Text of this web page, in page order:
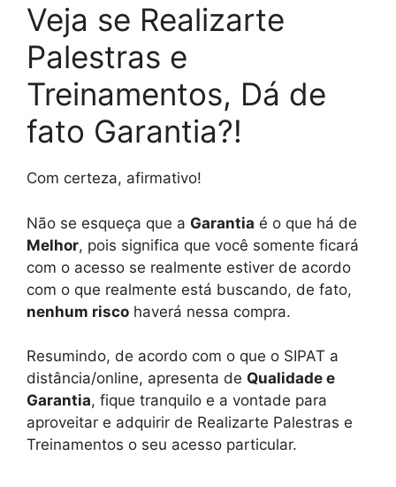
Veja se Realizarte
Palestras e
Treinamentos, Dá de
fato Garantia?!
Com certeza, afirmativo!
Não se esqueça que a Garantia é o que há de
Melhor, pois significa que você somente ficará
com o acesso se realmente estiver de acordo
com o que realmente está buscando, de fato,
nenhum risco haverá nessa compra.
Resumindo, de acordo com o que o SIPAT a
distância/online, apresenta de Qualidade e
Garantia, fique tranquilo e a vontade para
aproveitar e adquirir de Realizarte Palestras e
Treinamentos o seu acesso particular.